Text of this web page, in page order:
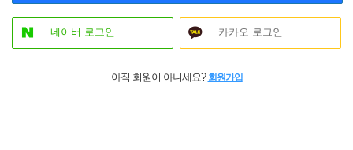
네이버 로그인 카카오 로그인
아직 회원이 아니세요? 회원가입